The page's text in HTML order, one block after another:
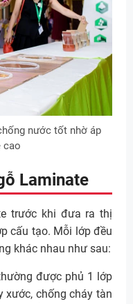
nước tốt nhờ áp
cao
Laminate
trước khi đưa ra thị
cấu tạo. Mỗi lớp đều
khác nhau như sau:
được phủ 1 lớp
xước, chống cháy tàn